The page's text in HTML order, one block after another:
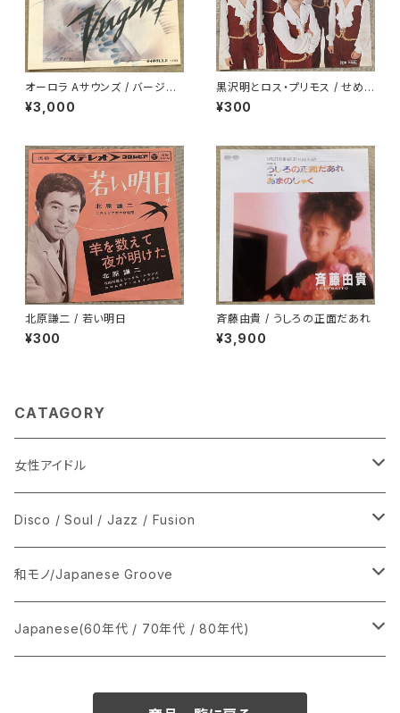
オーロラ Aサウンズ / バージン
ロード
¥3,000
黒沢明とロス・プリモス / せめて
お名前を
¥300
北原謙二 / 若い明日
¥300
斉藤由貴 / うしろの正面だあれ
¥3,900
CATAGORY
女性アイドル
シングル盤
あ行
か行
LP
CD
Disco / Soul / Jazz / Fusion
シングル盤
A
12インチ・シングル
和モノ/Japanese Groove
シングル盤
Japanese(60年代 / 70年代 / 80年代)